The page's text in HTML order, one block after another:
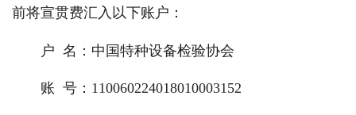
前将宣贯费汇入以下账户：
户 名：中国特种设备检验协会
账 号：110060224018010003152